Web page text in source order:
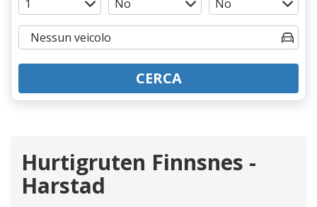
CERCA
Hurtigruten Finnsnes -
Harstad